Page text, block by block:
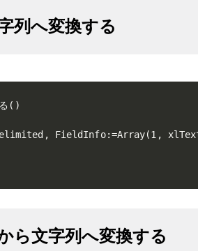
列へ変換する
る()
FieldInfo:=Array(1,
ら文字列へ変換する